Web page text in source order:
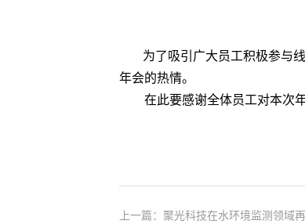
为了吸引广大员工积极参与
年会的热情。
在此要感谢全体员工对本次年
上一篇：聚光科技在水环境监测领域